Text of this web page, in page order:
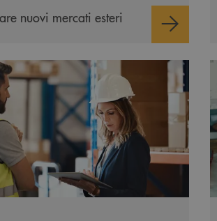
nuovi mercati esteri
Export Manager